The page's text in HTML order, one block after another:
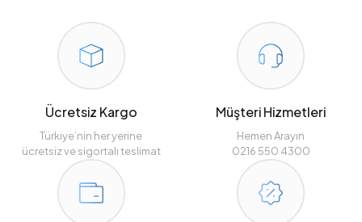
Ücretsiz Kargo
Türkiye’nin her yerine
ücretsiz ve sigortalı teslimat
Müşteri Hizmetleri
Hemen Arayın
0216 550 4300